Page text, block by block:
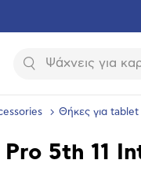
Αναζήτηση
Θήκες για tablet
5th 11